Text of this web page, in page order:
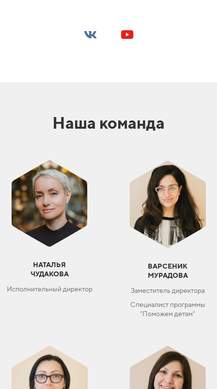
Наша команда
НАТАЛЬЯ
ЧУДАКОВА
Исполнительный директор
ВАРСЕНИК
МУРАДОВА
Заместитель директора
Специалист программы
"Поможем детям"